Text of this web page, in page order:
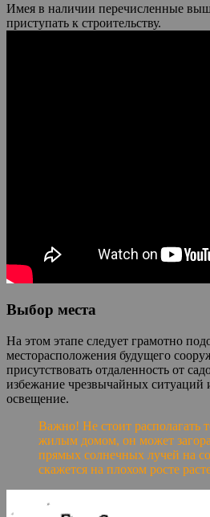
Имея в наличии перечисленные
приступать к строительству.
Выбор места
На этом этапе следует грамотно
месторасположения будущего
присутствовать отдаленность от
избежание чрезвычайных ситуаций
освещение.
Важно! Не стоит располагать
жилым домом, он может
прямых солнечных лучей на
скажется на плохом росте